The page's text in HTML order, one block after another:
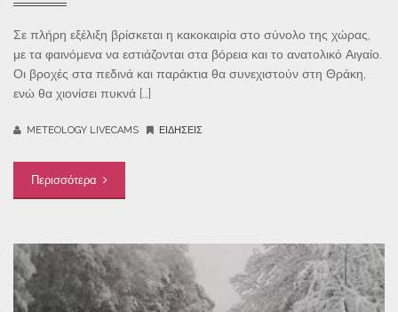
Σε πλήρη εξέλιξη βρίσκεται η κακοκαιρία στο σύνολο της χώρας,
με τα φαινόμενα να εστιάζονται στα βόρεια και το ανατολικό Αιγαίο.
Οι βροχές στα πεδινά και παράκτια θα συνεχιστούν στη Θράκη,
ενώ θα χιονίσει πυκνά […]
METEOLOGY LIVECAMS ΕΙΔΉΣΕΙΣ
Περισσότερα